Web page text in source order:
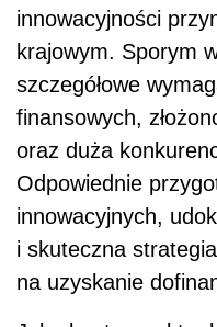
innowacyjności
krajowym. Sporym
szczegółowe
finansowych,
oraz duża
Odpowiednie
innowacyjnych,
i skuteczna
na uzyskanie